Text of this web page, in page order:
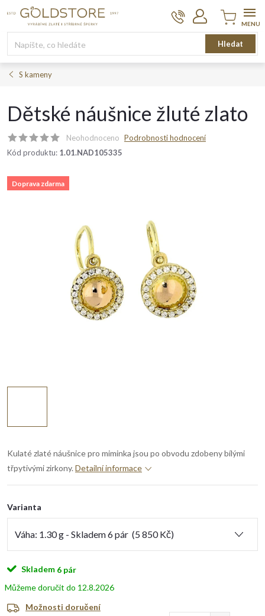
Hledat
Nákupní
košík
S kameny
Dětské náušnice žluté zlato
Neohodnoceno Podrobnosti hodnocení
Kód produktu: 1.01.NAD105335
Doprava zdarma
Kulaté zlaté náušnice pro miminka jsou po obvodu zdobeny bílými
třpytivými zirkony. Detailní informace
Varianta
Skladem 6 pár
12.8.2026
Možnosti doručení